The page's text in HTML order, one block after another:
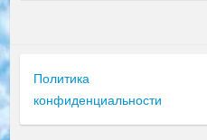
Политика
конфиденциальности